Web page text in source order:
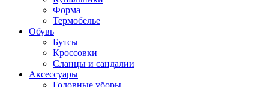
Форма
Термобелье
Обувь
Бутсы
Кроссовки
Сланцы и сандалии
Аксессуары